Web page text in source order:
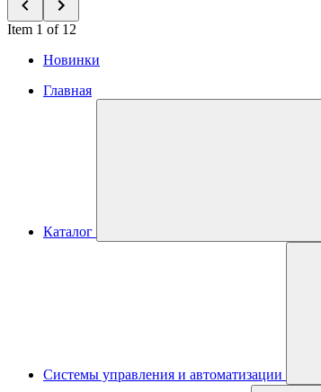
Item 1 of 12
Новинки
Главная
Каталог
Системы управления и автоматизации